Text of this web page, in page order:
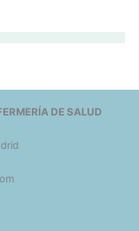
DE SALUD